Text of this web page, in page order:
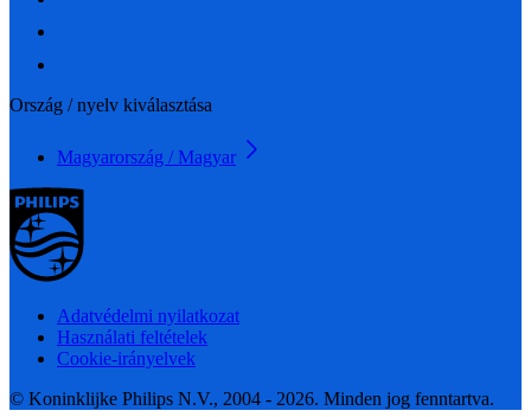
Ország / nyelv kiválasztása
Magyarország / Magyar
Adatvédelmi nyilatkozat
Használati feltételek
Cookie-irányelvek
© Koninklijke Philips N.V., 2004 - 2026. Minden jog fenntartva.